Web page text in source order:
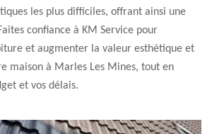
les plus difficiles, offrant ainsi une
confiance à KM Service pour
et augmenter la valeur esthétique et
maison à Marles Les Mines, tout en
et vos délais.